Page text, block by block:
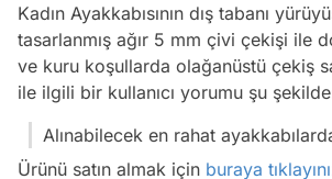
Kadın Ayakkabısının dış tabanı
tasarlanmış ağır 5 mm çivi çekişi ile
ve kuru koşullarda olağanüstü çekiş
ile ilgili bir kullanıcı yorumu şu
Alınabilecek en rahat
Ürünü satın almak için buraya